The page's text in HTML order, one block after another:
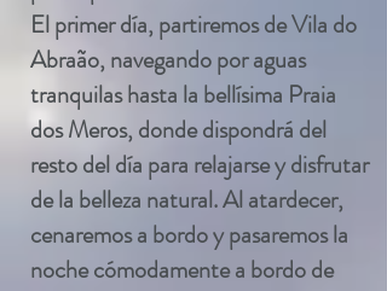
El primer día, partiremos de Vila do
Abraão, navegando por aguas
tranquilas hasta la bellísima Praia
dos Meros, donde dispondrá del
resto del día para relajarse y disfrutar
de la belleza natural. Al atardecer,
cenaremos a bordo y pasaremos la
noche cómodamente a bordo de